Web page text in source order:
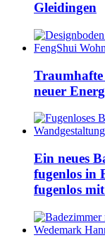
Gleidingen
neuer
Ein neues
fugenlos in
fugenlos